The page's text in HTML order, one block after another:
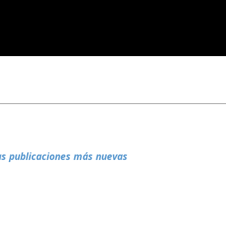
publicaciones más nuevas